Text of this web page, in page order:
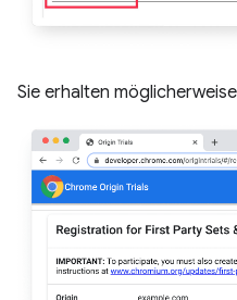
Sie erhalten